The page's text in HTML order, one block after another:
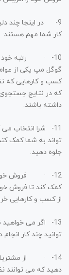
9-
در اینجا چند
کار شما مهم هستند:
10-
· رتبه خود
گوگل مپ یکی از
کسب و کارهایی که
که در نتایج جستجوی
داشته باشند.
11-
شرا انتخاب
تواند به شما کمک
جلوه دهید.
12-
· فروش خود
کمک کند تا فروش خود
از کسب و کارهایی
13-
اگر می
توانید چند کار انجام
14-
· از مشتریان
دهید که می توانند